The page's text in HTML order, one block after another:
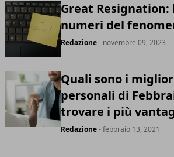
Great Resignation:
numeri del
Redazione- novembre 09, 2023
Quali sono i
personali di
trovare i più
Redazione- febbraio 13, 2021